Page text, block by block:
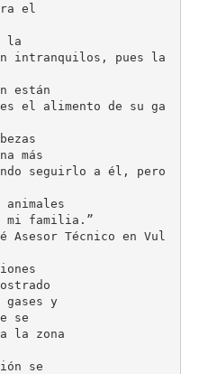
el
la
intranquilos, pues la
están
el alimento de su ga
más
seguirlo a él, pero
mi familia.”
Asesor Técnico en Vul
y
se
la zona
se